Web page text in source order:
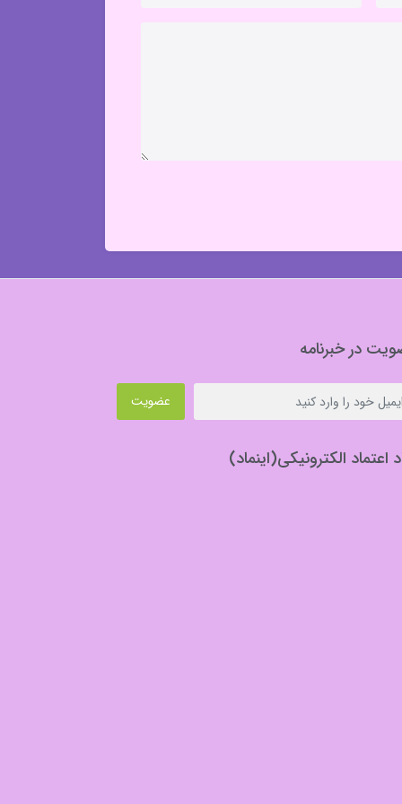
در خبرنامه
عضویت
اعتماد الکترونیکی(اینماد)